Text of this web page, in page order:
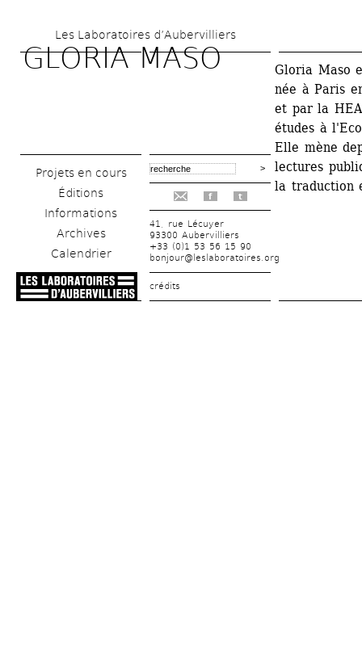
au
contenu
Les Laboratoires d’Aubervilliers
GLORIA MASO
Projets en cours
Éditions
Informations
Archives
Calendrier
f t
41, rue Lécuyer
93300 Aubervilliers
+33 (0)1 53 56 15 90
bonjour@leslaboratoires.org
crédits
Gloria Maso
née à Paris
et par la
études à
Elle mène
lectures
la traduction